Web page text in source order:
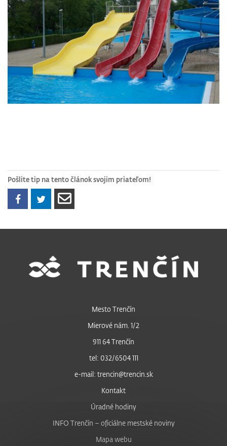
Pošlite tip na tento článok svojim priateľom!
Mesto Trenčín
Mierové nám. 1/2
911 64 Trenčín
tel: 032/6504 111
e-mail: trencin@trencin.sk
Kontakt
Úradné hodiny
INFO Trenčín – oficiálne mestské noviny
Mapa webu